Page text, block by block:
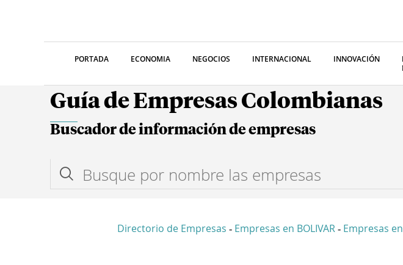
PORTADA ECONOMIA NEGOCIOS INTERNACIONAL INNOVACIÓN
Guía de Empresas Colombianas
Buscador de información de empresas
Directorio de Empresas - Empresas en BOLIVAR - Empresas